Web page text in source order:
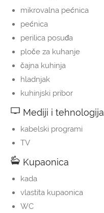
mikrovalna pećnica
pećnica
perilica posuđa
ploče za kuhanje
čajna kuhinja
hladnjak
kuhinjski pribor
Mediji i tehnologija
kabelski programi
TV
Kupaonica
kada
vlastita kupaonica
WC